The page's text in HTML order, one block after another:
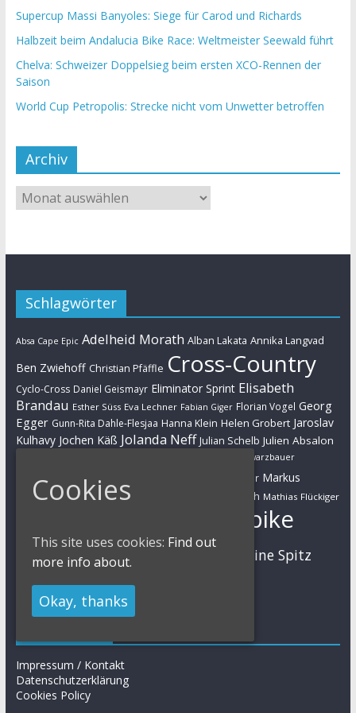
Supercup Massi Banyoles: Siege für Carod und Richards
Halbzeit beim Andalucia Bike Race: Weltmeister Seewald führt
Chelva: Schweizer Doppelsieg beim ersten XCO-Rennen der
Saison
World Cup Petropolis: Strecke nicht vom Unwetter betroffen
Archiv
Schlagwörter
Absa Cape Epic Adelheid Morath Alban Lakata Annika Langvad
Ben Zwiehoff Christian Pfäffle Cross-Country
Cyclo-Cross Daniel Geismayr Eliminator Sprint Elisabeth
Brandau Esther Süss Eva Lechner Fabian Giger Florian Vogel Georg
Egger Gunn-Rita Dahle-Flesjaa Hanna Klein Helen Grobert Jaroslav
Kulhavy Jochen Käß Jolanda Neff Julian Schelb Julien Absalon
Luca Schwarzbauer
Manuel Fumic Markus Bauer Markus
Kaufmann Markus Schulte-Lünzum Martin Gluth Mathias Flückiger
Mountainbike
MTB Nadine Rieder Sabine Spitz
Impressum / Kontakt
Datenschutzerklärung
Cookies Policy
Cookies
This site uses cookies: Find out
more info about.
Okay, thanks